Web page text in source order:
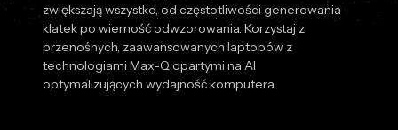
zwiększają wszystko, od częstotliwości generowania
klatek po wierność odwzorowania. Korzystaj z
przenośnych, zaawansowanych laptopów z
technologiami Max-Q opartymi na AI
optymalizujących wydajność komputera.